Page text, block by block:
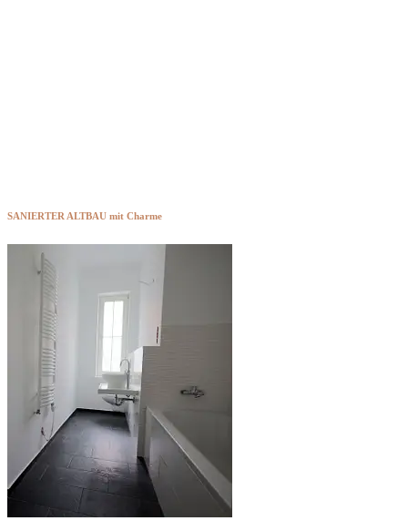
SANIERTER ALTBAU mit Charme